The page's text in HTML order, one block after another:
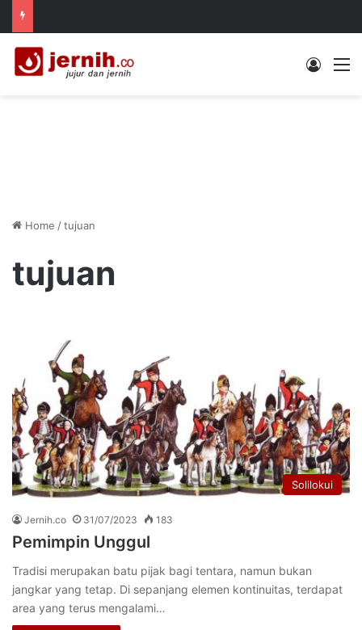
Log In
Home /tujuan
tujuan
Solilokui
Jernih.co 31/07/2023 183
Pemimpin Unggul
Tradisi merupakan batu pijak bagi tentara, namun bukan
jangkar yang tetap. Di sepanjang elemen kontinuitas, terdapat
area yang terus mengalami…